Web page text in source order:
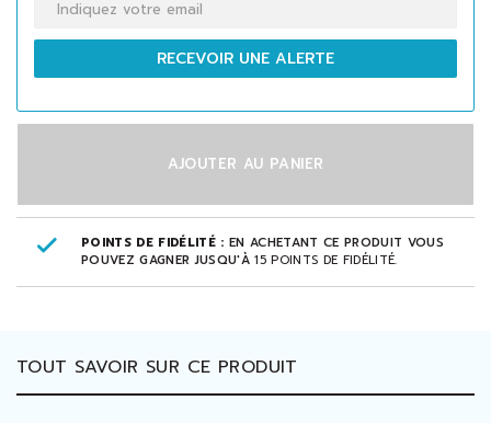
RECEVOIR UNE ALERTE
AJOUTER AU PANIER
POINTS DE FIDÉLITÉ : EN ACHETANT CE PRODUIT VOUS
POUVEZ GAGNER JUSQU'À15POINTS DE FIDÉLITÉ.
TOUT SAVOIR SUR CE PRODUIT